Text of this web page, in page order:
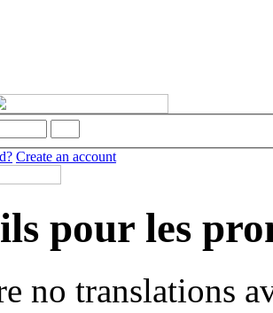
Create an account
pour les
no translations